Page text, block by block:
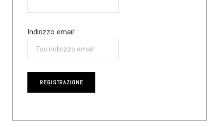
Indirizzo email: